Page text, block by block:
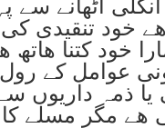
اٹھانے سے
خود تنقیدی
خود کتنا ھاتھ
عوامل کے
ذمہ داریوں
ھے مگر مسلے